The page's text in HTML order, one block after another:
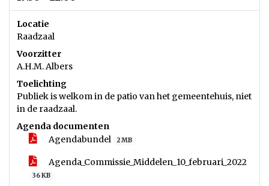
Locatie
Raadzaal
Voorzitter
A.H.M. Albers
Toelichting
Publiek is welkom in de patio van het gemeentehuis, niet
in de raadzaal.
Agenda documenten
Agendabundel
2 MB
Agenda_Commissie_Middelen_10_februari_2022
36 KB